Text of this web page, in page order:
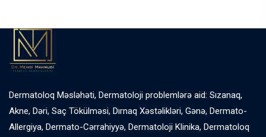
Dermatoloq Məsləhəti, Dermatoloji problemlərə aid: Sızanaq,
Akne, Dəri, Saç Tökülməsi, Dırnaq Xəstəlikləri, Gənə, Dermato-
Allergiya, Dermato-Cərrahiyyə, Dermatoloji Klinika, Dermatoloq